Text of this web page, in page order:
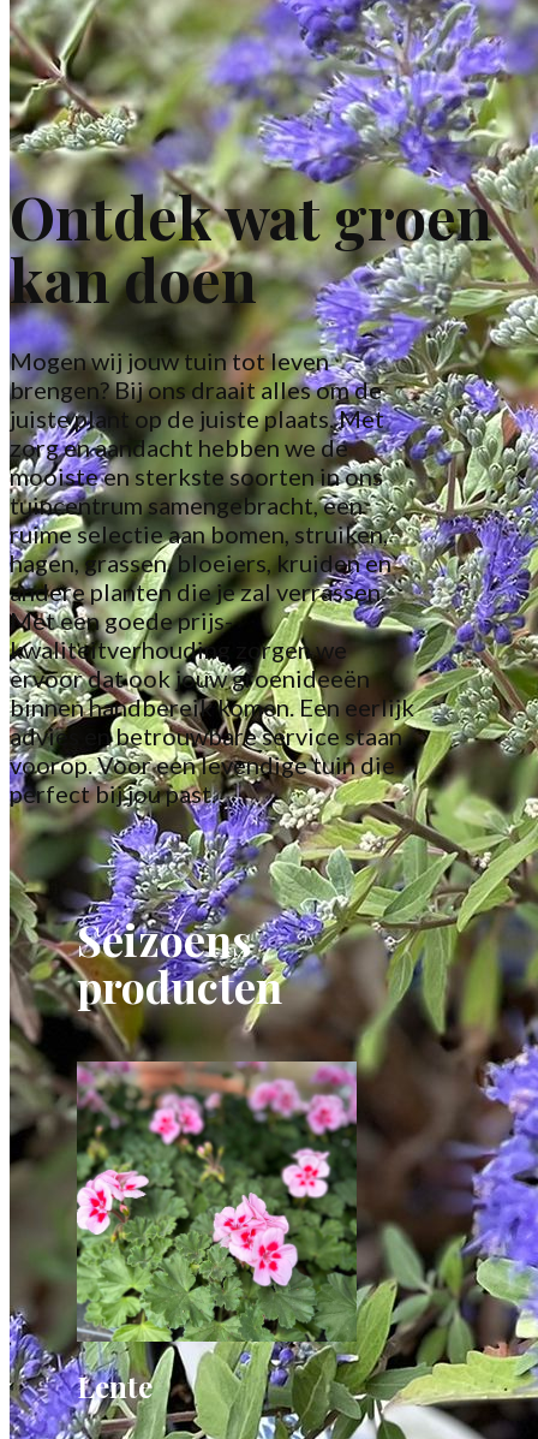
Ontdek wat groen
kan doen
Mogen wij jouw tuin tot leven
brengen? Bij ons draait alles om de
juiste plant op de juiste plaats. Met
zorg en aandacht hebben we de
mooiste en sterkste soorten in ons
tuincentrum samengebracht, een
ruime selectie aan bomen, struiken,
hagen, grassen, bloeiers, kruiden en
andere planten die je zal verrassen.
Met een goede prijs-
kwaliteitverhouding zorgen we
ervoor dat ook jouw groenideeën
binnen handbereik komen. Een eerlijk
advies en betrouwbare service staan
voorop. Voor een levendige tuin die
perfect bij jou past.
Seizoens
producten
Lente